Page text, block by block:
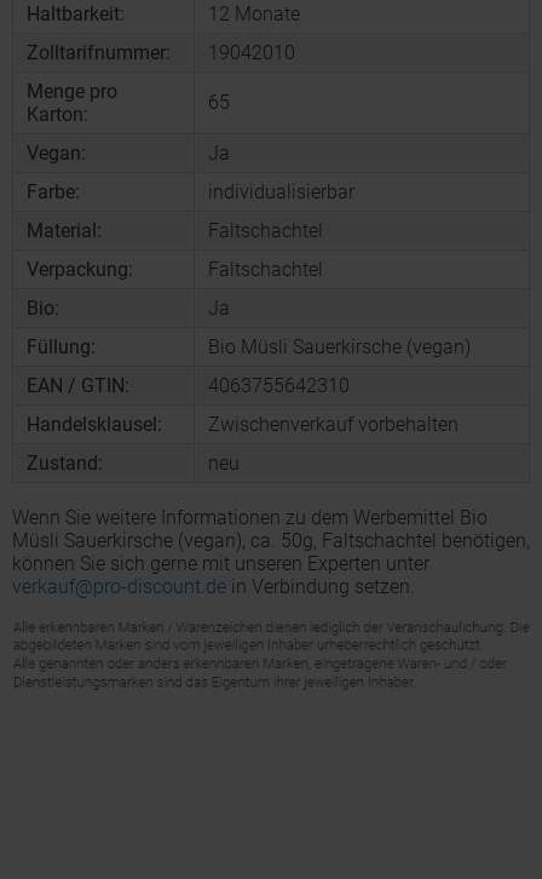
Haltbarkeit:
12 Monate
Zolltarifnummer:
19042010
Menge pro
Karton:
65
Vegan:
Ja
Farbe:
individualisierbar
Material:
Faltschachtel
Verpackung:
Faltschachtel
Bio:
Ja
Füllung:
Bio Müsli Sauerkirsche (vegan)
EAN / GTIN:
4063755642310
Handelsklausel:
Zwischenverkauf vorbehalten
Zustand:
neu
Wenn Sie weitere Informationen zu dem Werbemittel Bio
Müsli Sauerkirsche (vegan), ca. 50g, Faltschachtel benötigen,
können Sie sich gerne mit unseren Experten unter
verkauf@pro-discount.de in Verbindung setzen.